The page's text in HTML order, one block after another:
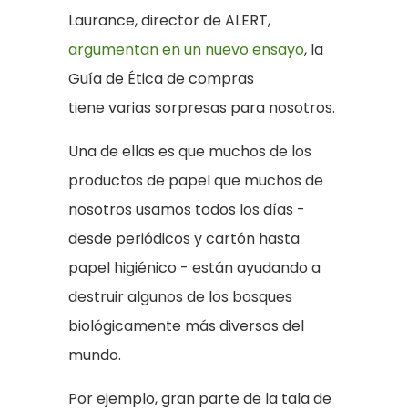
Laurance, director de ALERT,
argumentan en un nuevo ensayo, la
Guía de Ética de compras
tiene varias sorpresas para nosotros.
Una de ellas es que muchos de los
productos de papel que muchos de
nosotros usamos todos los días -
desde periódicos y cartón hasta
papel higiénico - están ayudando a
destruir algunos de los bosques
biológicamente más diversos del
mundo.
Por ejemplo, gran parte de la tala de